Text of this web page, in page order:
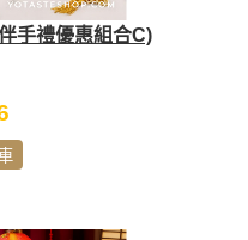
手禮優惠組合C)